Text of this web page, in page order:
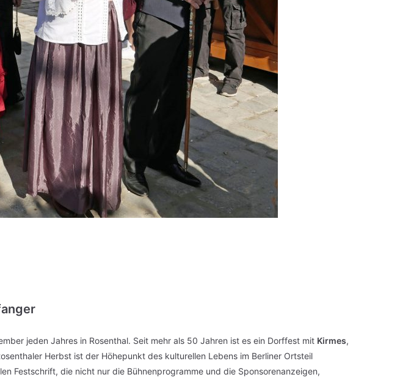
jeden Jahres in Rosenthal. Seit mehr als 50 Jahren ist es ein Dorffest mit Kirmes,
Herbst ist der Höhepunkt des kulturellen Lebens im Berliner Ortsteil
Festschrift, die nicht nur die Bühnenprogramme und die Sponsorenanzeigen,